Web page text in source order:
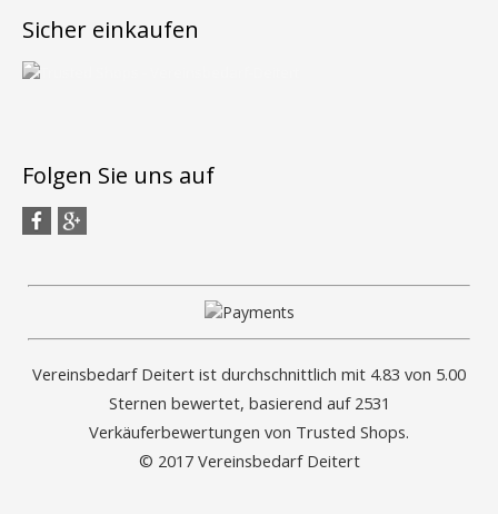
Sicher einkaufen
Folgen Sie uns auf
Vereinsbedarf Deitert ist durchschnittlich mit 4.83 von 5.00
Sternen bewertet, basierend auf 2531
Verkäuferbewertungen von Trusted Shops.
© 2017 Vereinsbedarf Deitert